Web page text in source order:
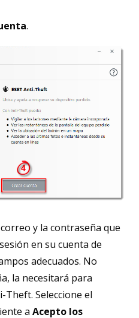
.
y la contraseña que
en su cuenta de
adecuados. No
la necesitará para
Theft. Seleccione el
aAcepto los